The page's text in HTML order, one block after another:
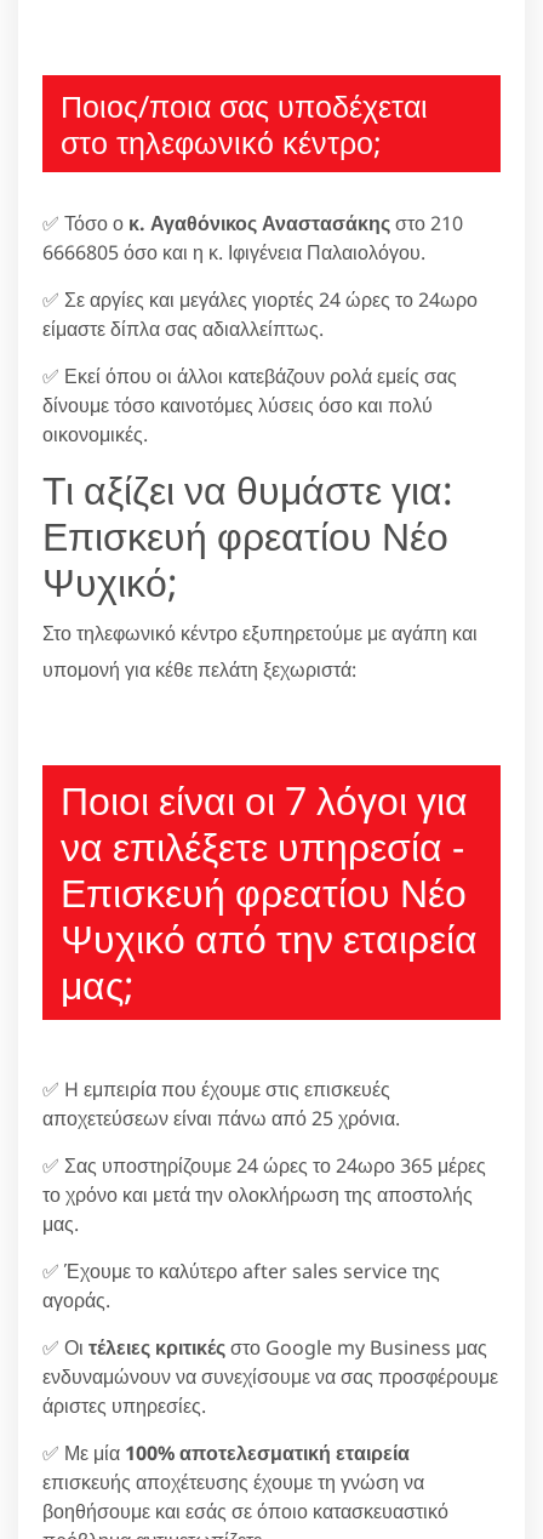
Ποιος/ποια σας υποδέχεται
στο τηλεφωνικό κέντρο;
✅ Τόσο ο κ. Αγαθόνικος Αναστασάκηςστο 210
6666805 όσο και η κ. Ιφιγένεια Παλαιολόγου.
✅ Σε αργίες και μεγάλες γιορτές 24 ώρες το 24ωρο
είμαστε δίπλα σας αδιαλλείπτως.
✅ Εκεί όπου οι άλλοι κατεβάζουν ρολά εμείς σας
δίνουμε τόσο καινοτόμες λύσεις όσο και πολύ
οικονομικές.
Τι αξίζει να θυμάστε για:
Επισκευή φρεατίου Νέο
Ψυχικό;
Στο τηλεφωνικό κέντρο εξυπηρετούμε με αγάπη και
υπομονή για κέθε πελάτη ξεχωριστά:
Ποιοι είναι οι 7 λόγοι για
να επιλέξετε υπηρεσία -
Επισκευή φρεατίου Νέο
Ψυχικό από την εταιρεία
μας;
✅ H εμπειρία που έχουμε στις επισκευές
αποχετεύσεων είναι πάνω από 25 χρόνια.
✅ Σας υποστηρίζουμε 24 ώρες το 24ωρο 365 μέρες
το χρόνο και μετά την ολοκλήρωση της αποστολής
μας.
✅ Έχουμε το καλύτερο after sales service της
αγοράς.
✅ Οι τέλειες κριτικέςστο Google my Business μας
ενδυναμώνουν να συνεχίσουμε να σας προσφέρουμε
άριστες υπηρεσίες.
✅ Με μία 100% αποτελεσματική εταιρεία
επισκευής αποχέτευσης έχουμε τη γνώση να
βοηθήσουμε και εσάς σε όποιο κατασκευαστικό